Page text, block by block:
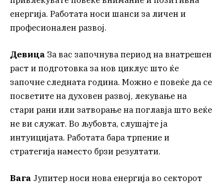
енергија. Работата носи шанси за личен и
професионален развој.
Девица За вас започнува период на внатрешен
раст и подготовка за нов циклус што ќе
започне следната година. Можно е повеќе да се
посветите на духовен развој, лекување на
стари рани или затворање на поглавја што веќе
не ви служат. Во љубовта, слушајте ја
интуицијата. Работата бара трпение и
стратегија наместо брзи резултати.
Вага Јупитер носи нова енергија во секторот